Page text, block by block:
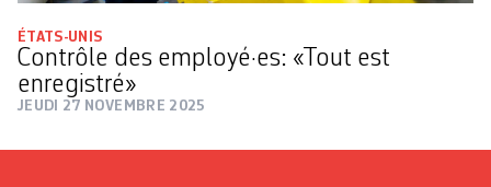
ÉTATS-UNIS
Contrôle des employé·es: «Tout est
enregistré»
JEUDI 27 NOVEMBRE 2025